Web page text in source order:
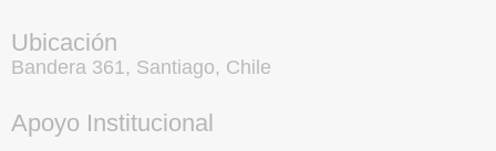
Ubicación
Bandera 361, Santiago, Chile
Apoyo Institucional